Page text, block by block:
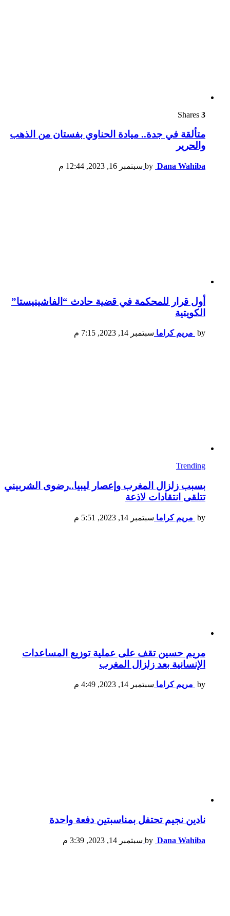
3
متألقة في جدة.. ميادة الحناوي بفستان من الذهب
والحرير
by Dana Wahiba سبتمبر 16, 2023, 12:44 م
أول قرار للمحكمة في قضية حادث “الفاشينيستا”
الكويتية
by مريم كراما سبتمبر 14, 2023, 7:15 م
Trending
بسبب زلزال المغرب وإعصار ليبيا..رضوى الشربيني
تتلقى انتقادات لاذعة
by مريم كراما سبتمبر 14, 2023, 5:51 م
مريم حسين تقف على عملية توزيع المساعدات
الإنسانية بعد زلزال المغرب
by مريم كراما سبتمبر 14, 2023, 4:49 م
نادين نجيم تحتفل بمناسبتين دفعة واحدة
by Dana Wahiba سبتمبر 14, 2023, 3:39 م